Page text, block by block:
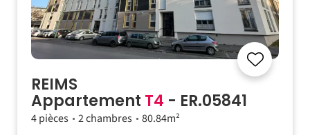
REIMS
Appartement T4 - ER.05841
4 pièces 2 chambres 80.84m²